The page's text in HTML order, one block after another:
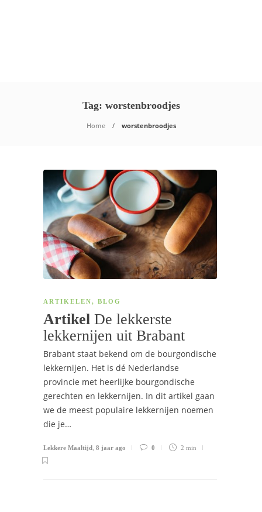
Tag: worstenbroodjes
Home worstenbroodjes
ARTIKELEN, BLOG
Artikel De lekkerste
lekkernijen uit Brabant
Brabant staat bekend om de bourgondische
lekkernijen. Het is dé Nederlandse
provincie met heerlijke bourgondische
gerechten en lekkernijen. In dit artikel gaan
we de meest populaire lekkernijen noemen
die je…
Lekkere Maaltijd 8 jaar ago 0 2 min